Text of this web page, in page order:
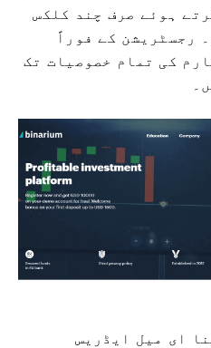
ہوئے صرف چند کلکس
رجسٹریشن کے فوراً
کی تمام خصوصیات تک
ای میل ایڈریس